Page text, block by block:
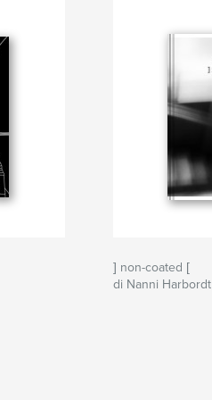
] non-coated [
di Nanni Harbordt